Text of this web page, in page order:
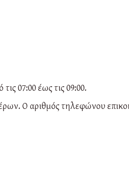
07:00 έως τις 09:00.
Ο αριθμός τηλεφώνου